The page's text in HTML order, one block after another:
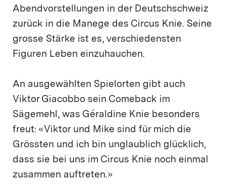
Abendvorstellungen in der Deutschschweiz
zurück in die Manege des Circus Knie. Seine
grosse Stärke ist es, verschiedensten
Figuren Leben einzuhauchen.
An ausgewählten Spielorten gibt auch
Viktor Giacobbo sein Comeback im
Sägemehl, was Géraldine Knie besonders
freut: «Viktor und Mike sind für mich die
Grössten und ich bin unglaublich glücklich,
dass sie bei uns im Circus Knie noch einmal
zusammen auftreten.»